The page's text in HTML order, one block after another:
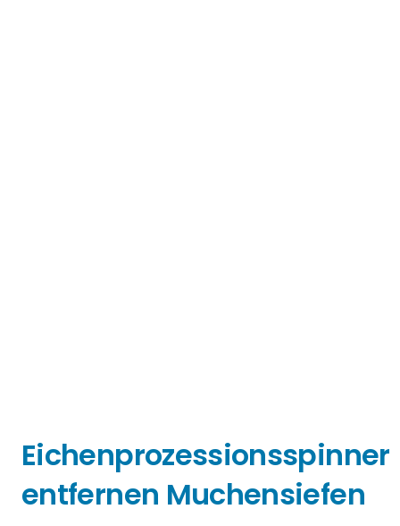
Eichenprozessionsspinner
entfernen Muchensiefen